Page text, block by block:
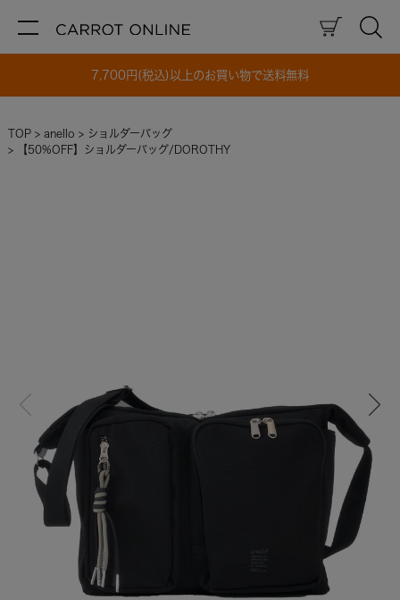
7,700円(税込)以上のお買い物で送料無料
TOP anello
ショルダーバッグ
【50%OFF】ショルダーバッグ/DOROTHY